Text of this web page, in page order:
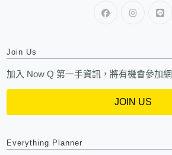
Join Us
加入 Now Q 第一手資訊，將有機會參加
JOIN US
Everything Planner